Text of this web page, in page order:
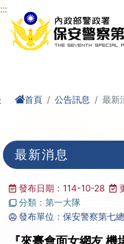
進入內容區塊
:::
首頁 公告訊息 最新
最新消息
發布日期：114-10-28
分類：第一大隊
發布單位：保安警察第七
『來臺會面女網友